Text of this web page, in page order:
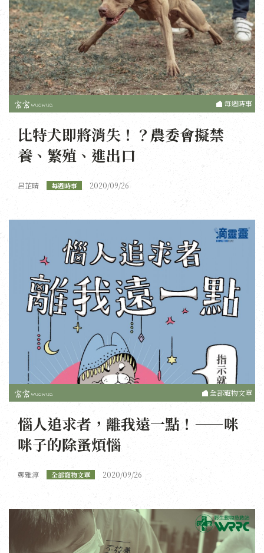
每週時事
比特犬即將消失！？農委會擬禁
養、繁殖、進出口
呂芷晴 每週時事 2020/09/26
全部寵物文章
惱人追求者，離我遠一點！——咪
咪子的除蚤煩惱
鄭雅淳 全部寵物文章 2020/09/26